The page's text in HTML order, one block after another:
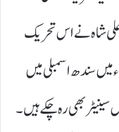
علی شاہ نے اس تحریک
میں بھرپور حصہ لیا۔ سید قائم علی شاہ 1990ء میں سندھ اسمبلی میں
بھی رہے۔ وہ 1997ء میں سینیٹر بھی رہ چکے ہیں۔